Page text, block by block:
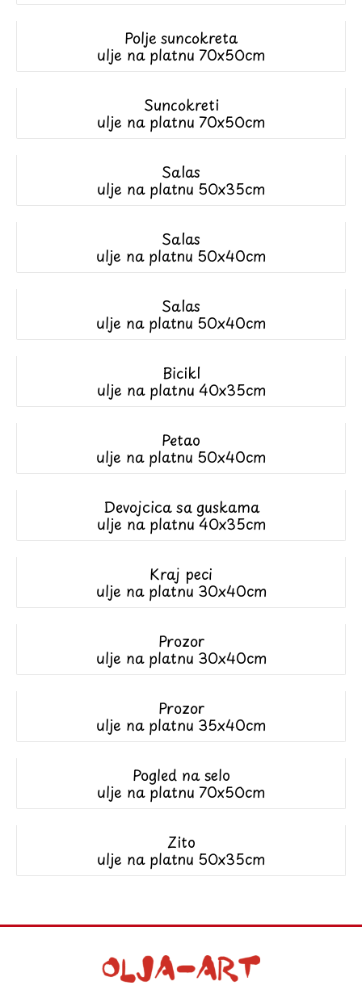
Polje suncokreta
ulje na platnu 70x50cm
Suncokreti
ulje na platnu 70x50cm
Salas
ulje na platnu 50x35cm
Salas
ulje na platnu 50x40cm
Salas
ulje na platnu 50x40cm
Bicikl
ulje na platnu 40x35cm
Petao
ulje na platnu 50x40cm
Devojcica sa guskama
ulje na platnu 40x35cm
Kraj peci
ulje na platnu 30x40cm
Prozor
ulje na platnu 30x40cm
Prozor
ulje na platnu 35x40cm
Pogled na selo
ulje na platnu 70x50cm
Zito
ulje na platnu 50x35cm